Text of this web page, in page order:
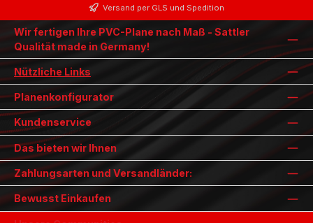
Versand per GLS und Spedition
Wir fertigen Ihre PVC-Plane nach Maß - Sattler
Qualität made in Germany!
Nützliche Links
Planenkonfigurator
Kundenservice
Das bieten wir Ihnen
Zahlungsarten und Versandländer:
Bewusst Einkaufen